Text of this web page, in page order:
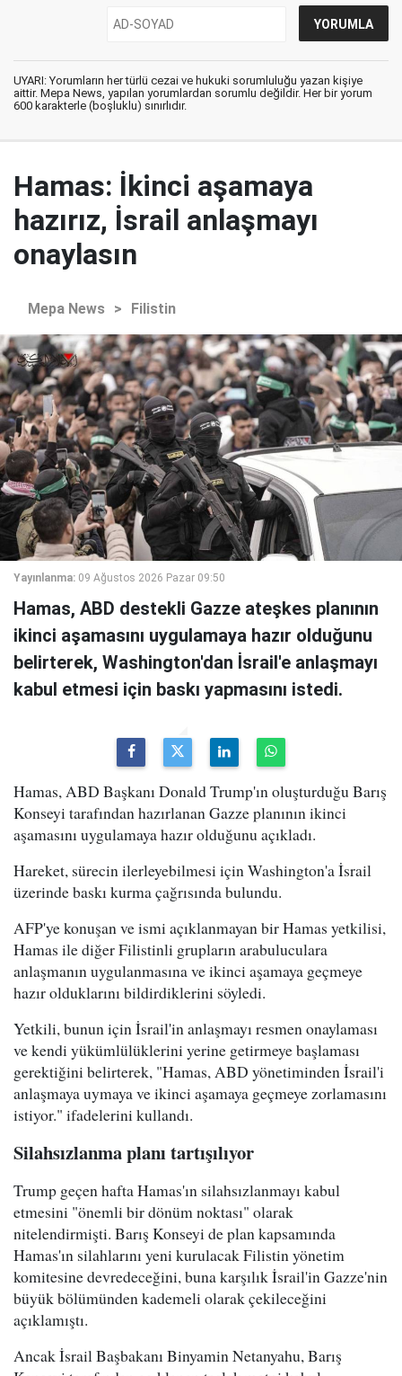
UYARI: Yorumların her türlü cezai ve hukuki sorumluluğu yazan kişiye
aittir. Mepa News, yapılan yorumlardan sorumlu değildir. Her bir yorum
600 karakterle (boşluklu) sınırlıdır.
Hamas: İkinci aşamaya
hazırız, İsrail anlaşmayı
onaylasın
Mepa News > Filistin
Yayınlanma: 09 Ağustos 2026 Pazar 09:50
Hamas, ABD destekli Gazze ateşkes planının
ikinci aşamasını uygulamaya hazır olduğunu
belirterek, Washington'dan İsrail'e anlaşmayı
kabul etmesi için baskı yapmasını istedi.
Hamas, ABD Başkanı Donald Trump'ın oluşturduğu Barış
Konseyi tarafından hazırlanan Gazze planının ikinci
aşamasını uygulamaya hazır olduğunu açıkladı.
Hareket, sürecin ilerleyebilmesi için Washington'a İsrail
üzerinde baskı kurma çağrısında bulundu.
AFP'ye konuşan ve ismi açıklanmayan bir Hamas yetkilisi,
Hamas ile diğer Filistinli grupların arabuluculara
anlaşmanın uygulanmasına ve ikinci aşamaya geçmeye
hazır olduklarını bildirdiklerini söyledi.
Yetkili, bunun için İsrail'in anlaşmayı resmen onaylaması
ve kendi yükümlülüklerini yerine getirmeye başlaması
gerektiğini belirterek, "Hamas, ABD yönetiminden İsrail'i
anlaşmaya uymaya ve ikinci aşamaya geçmeye zorlamasını
istiyor." ifadelerini kullandı.
Silahsızlanma planı tartışılıyor
Trump geçen hafta Hamas'ın silahsızlanmayı kabul
etmesini "önemli bir dönüm noktası" olarak
nitelendirmişti. Barış Konseyi de plan kapsamında
Hamas'ın silahlarını yeni kurulacak Filistin yönetim
komitesine devredeceğini, buna karşılık İsrail'in Gazze'nin
büyük bölümünden kademeli olarak çekileceğini
açıklamıştı.
Ancak İsrail Başbakanı Binyamin Netanyahu, Barış